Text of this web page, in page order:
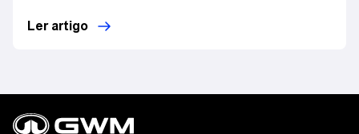
Ler artigo